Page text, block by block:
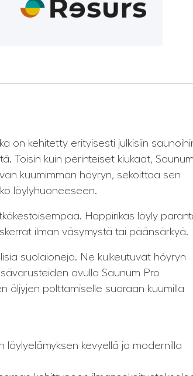
on kehitetty erityisesti julkisiin
Toisin kuin perinteiset kiukaat, Saunum
kuumimman höyryn, sekoittaa sen
löylyhuoneeseen.
Happirikas löyly
ilman väsymystä tai päänsärkyä.
suolaioneja. Ne kulkeutuvat höyryn
avulla Saunum Pro
öljyjen polttamiselle suoraan kuumilla
löylyelämyksen kevyellä ja modernilla